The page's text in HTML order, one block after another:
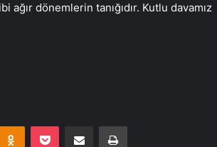
dönemlerin tanığıdır. Kutlu davamız
Odnoklassniki
Pocket E-Posta ile paylaş Yazdır